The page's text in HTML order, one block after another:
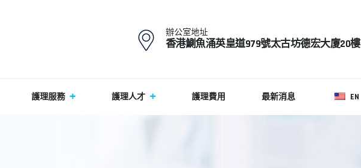
辦公室地址
香港鰂魚涌英皇道979號太古坊德宏大廈20樓
護理服務 護理人才 護理費用 最新消息 EN